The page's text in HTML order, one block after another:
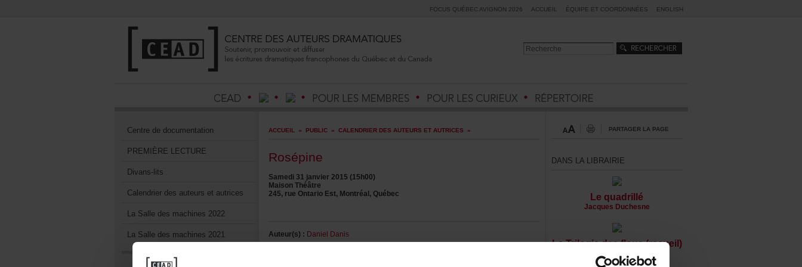
FOCUSQUÉBECAVIGNON2026 ACCUEIL ÉQUIPEETCOORDONNÉES ENGLISH
Centrededocumentation
PREMIÈRELECTURE
Divans-lits
Calendrierdesauteursetautrices
LaSalledesmachines2022
LaSalledesmachines2021
ACCUEIL » PUBLIC» CALENDRIERDESAUTEURSETAUTRICES »
Rosépine
Samedi31janvier2015(15h00)
MaisonThéâtre
245,rueOntarioEst,Montréal,Québec
Auteur(s): DanielDanis
PARTAGERLAPAGE
DANSLALIBRAIRIE
Lequadrillé
JacquesDuchesne
LaTrilogiedesflous(recueil)